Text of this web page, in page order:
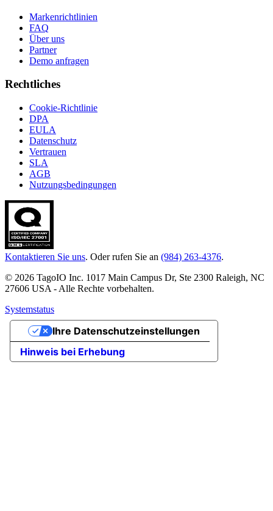
Markenrichtlinien
FAQ
Über uns
Partner
Demo anfragen
Rechtliches
Cookie-Richtlinie
DPA
EULA
Datenschutz
Vertrauen
SLA
AGB
Nutzungsbedingungen
Kontaktieren Sie uns. Oder rufen Sie an (984) 263-4376.
© 2026 TagoIO Inc. 1017 Main Campus Dr, Ste 2300 Raleigh, NC
27606 USA - Alle Rechte vorbehalten.
Systemstatus
Hinweis bei Erhebung
Ihre Datenschutzeinstellungen